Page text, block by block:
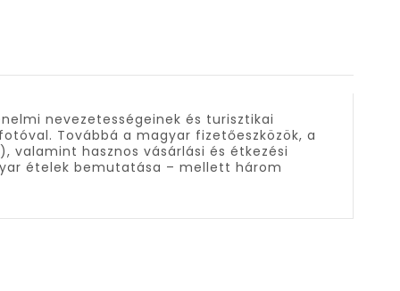
nevezetességeinek és turisztikai
Továbbá a magyar fizetőeszközök, a
hasznos vásárlási és étkezési
ételek bemutatása – mellett három